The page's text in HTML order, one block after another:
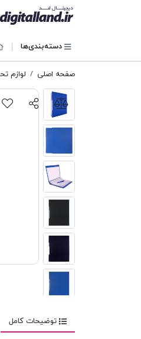
دسته‌بندی‌ها
صفحه اصلی لوازم
توضیحات کامل